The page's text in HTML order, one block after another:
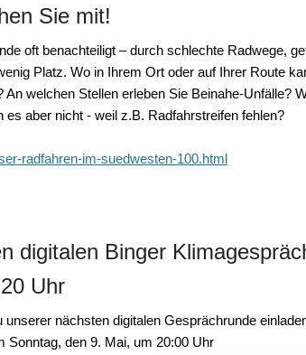
Sie mit!
oft benachteiligt – durch schlechte Radwege,
Platz. Wo in Ihrem Ort oder auf Ihrer Route
welchen Stellen erleben Sie Beinahe-Unfälle?
es aber nicht - weil z.B. Radfahrstreifen fehlen?
radfahren-im-suedwesten-100.html
digitalen Binger
Uhr
nächsten digitalen Gesprächrunde
Sonntag, den 9. Mai, um 20:00 Uhr